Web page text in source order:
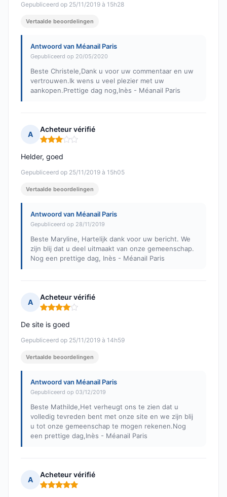
Gepubliceerd op 25/11/2019 à 15h28
Vertaalde beoordelingen
Antwoord van Méanail Paris
Gepubliceerd op 20/05/2020
Beste Christele,Dank u voor uw commentaar en uw
vertrouwen.Ik wens u veel plezier met uw
aankopen.Prettige dag nog,Inès - Méanail Paris
A
Acheteur vérifié
Opmerking: 3 van 5
Gepubliceerd op 25/11/2019 à 15h05
Helder, goed
Vertaalde beoordelingen
Antwoord van Méanail Paris
Gepubliceerd op 28/11/2019
Beste Maryline, Hartelijk dank voor uw bericht. We
zijn blij dat u deel uitmaakt van onze gemeenschap.
Nog een prettige dag, Inès - Méanail Paris
A
Acheteur vérifié
Opmerking: 4 van 5
Gepubliceerd op 25/11/2019 à 14h59
De site is goed
Vertaalde beoordelingen
Antwoord van Méanail Paris
Gepubliceerd op 03/12/2019
Beste Mathilde,Het verheugt ons te zien dat u
volledig tevreden bent met onze site en we zijn blij
u tot onze gemeenschap te mogen rekenen.Nog
een prettige dag,Inès - Méanail Paris
A
Acheteur vérifié
Opmerking: 5 van 5